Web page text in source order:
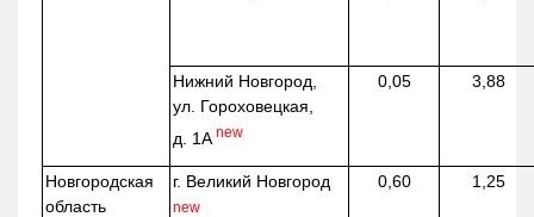
Нижний Новгород,
ул. Гороховецкая,
д. 1А new
0,05 3,88
Новгородская
область
г. Великий Новгород
new
0,60 1,25